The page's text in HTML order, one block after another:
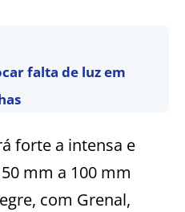
falta de luz em
forte a intensa e
mm a 100 mm
com Grenal,